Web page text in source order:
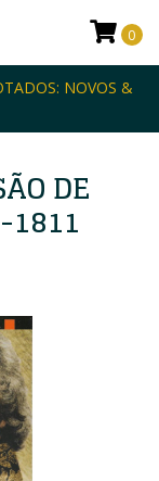
NOVOS &
0
DE
1811